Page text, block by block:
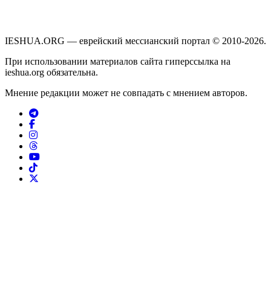
IESHUA.ORG — еврейский мессианский портал © 2010-2026.
При использовании материалов сайта гиперссылка на
ieshua.org обязательна.
Мнение редакции может не совпадать с мнением авторов.